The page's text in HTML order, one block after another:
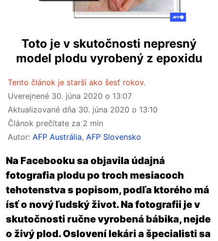
Toto je v skutočnosti nepresný
model plodu vyrobený z epoxidu
Tento článok je starší ako šesť rokov.
Uverejnené 30. júna 2020 o 13:07
Aktualizované dňa 30. júna 2020 o 13:10
Článok prečítate za 2 min
Autor: AFP Austrália, AFP Slovensko
Na Facebooku sa objavila údajná
fotografia plodu po troch mesiacoch
tehotenstva s popisom, podľa ktorého má
ísť o nový ľudský život. Na fotografii je v
skutočnosti ručne vyrobená bábika, nejde
o živý plod. Oslovení lekári a špecialisti sa